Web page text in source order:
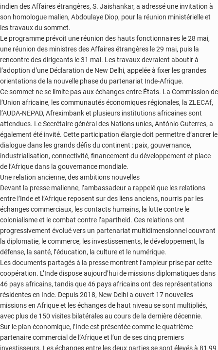
indien des Affaires étrangères, S. Jaishankar, a adressé une invitation à
son homologue malien, Abdoulaye Diop, pour la réunion ministérielle et
les travaux du sommet.
Le programme prévoit une réunion des hauts fonctionnaires le 28 mai,
une réunion des ministres des Affaires étrangères le 29 mai, puis la
rencontre des dirigeants le 31 mai. Les travaux devraient aboutir à
l’adoption d’une Déclaration de New Delhi, appelée à fixer les grandes
orientations de la nouvelle phase du partenariat Inde-Afrique.
Ce sommet ne se limite pas aux échanges entre États. La Commission de
l’Union africaine, les communautés économiques régionales, la ZLECAf,
l’AUDA-NEPAD, Afreximbank et plusieurs institutions africaines sont
attendues. Le Secrétaire général des Nations unies, António Guterres, a
également été invité. Cette participation élargie doit permettre d’ancrer le
dialogue dans les grands défis du continent : paix, gouvernance,
industrialisation, connectivité, financement du développement et place
de l’Afrique dans la gouvernance mondiale.
Une relation ancienne, des ambitions nouvelles
Devant la presse malienne, l’ambassadeur a rappelé que les relations
entre l’Inde et l’Afrique reposent sur des liens anciens, nourris par les
échanges commerciaux, les contacts humains, la lutte contre le
colonialisme et le combat contre l’apartheid. Ces relations ont
progressivement évolué vers un partenariat multidimensionnel couvrant
la diplomatie, le commerce, les investissements, le développement, la
défense, la santé, l’éducation, la culture et le numérique.
Les documents partagés à la presse montrent l’ampleur prise par cette
coopération. L’Inde dispose aujourd’hui de missions diplomatiques dans
46 pays africains, tandis que 46 pays africains ont des représentations
résidentes en Inde. Depuis 2018, New Delhi a ouvert 17 nouvelles
missions en Afrique et les échanges de haut niveau se sont multipliés,
avec plus de 150 visites bilatérales au cours de la dernière décennie.
Sur le plan économique, l’Inde est présentée comme le quatrième
partenaire commercial de l’Afrique et l’un de ses cinq premiers
investisseurs. Les échanges entre les deux parties se sont élevés à 81,99